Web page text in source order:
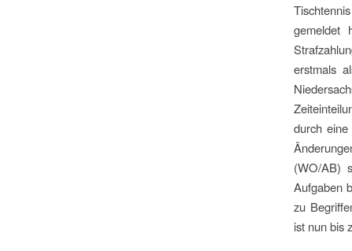
gemeldet
erstmals
durch
(WO/AB)
Aufgaben
zu
ist nun bis